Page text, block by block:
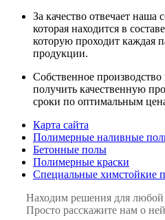
За качество отвечает наша
которая находится в
которую проходит каждая
продукции.
Собственное
получить качественную
сроки по оптимальным
Карта сайта
Полимерные наливные
Бетонные полы
Полимерные краски
Специальные химстойкие
Находим решения для любой
Просто расскажите нам о